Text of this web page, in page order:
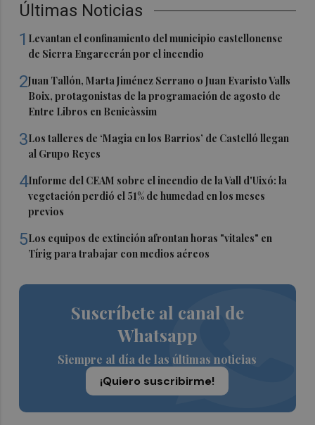
Últimas Noticias
1 Levantan el confinamiento del municipio castellonense
de Sierra Engarcerán por el incendio
2Juan Tallón, Marta Jiménez Serrano o Juan Evaristo Valls
Boix, protagonistas de la programación de agosto de
Entre Libros en Benicàssim
3Los talleres de ‘Magia en los Barrios’ de Castelló llegan
al Grupo Reyes
4Informe del CEAM sobre el incendio de la Vall d'Uixó: la
vegetación perdió el 51% de humedad en los meses
previos
5Los equipos de extinción afrontan horas "vitales" en
Tírig para trabajar con medios aéreos
Suscríbete al canal de
Whatsapp
Siempre al día de las últimas noticias
¡Quiero suscribirme!